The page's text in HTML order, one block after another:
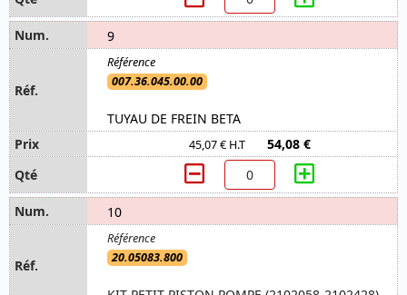
9
007.36.045.00.00
TUYAU DE FREIN BETA
45,07 € H.T 54,08 €
10
20.05083.800